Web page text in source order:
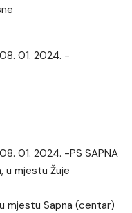
01. 2024. -
01. 2024. -PS SAPNA
u mjestu Žuje
mjestu Sapna (centar)